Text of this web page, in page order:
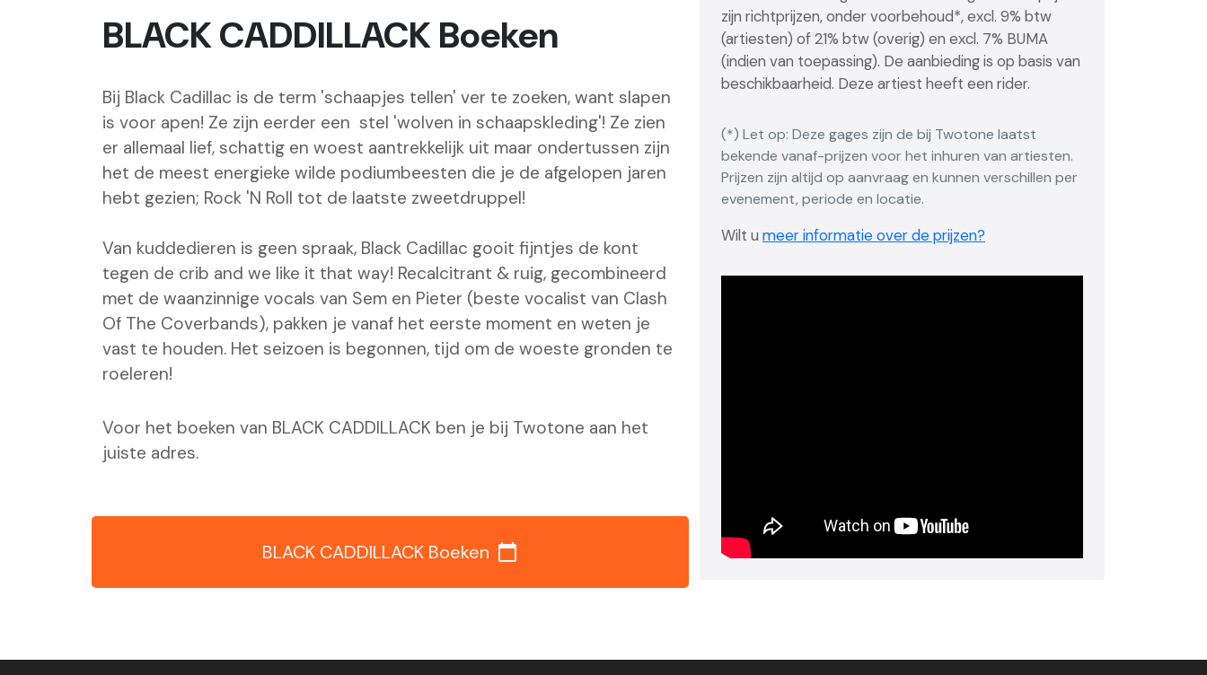
BLACK CADDILLACK Boeken
Bij Black Cadillac is de term 'schaapjes tellen' ver te zoeken, want slapen
is voor apen! Ze zijn eerder een stel 'wolven in schaapskleding'! Ze zien
er allemaal lief, schattig en woest aantrekkelijk uit maar ondertussen zijn
het de meest energieke wilde podiumbeesten die je de afgelopen jaren
hebt gezien; Rock 'N Roll tot de laatste zweetdruppel!
Van kuddedieren is geen spraak, Black Cadillac gooit fijntjes de kont
tegen de crib and we like it that way! Recalcitrant & ruig, gecombineerd
met de waanzinnige vocals van Sem en Pieter (beste vocalist van Clash
Of The Coverbands), pakken je vanaf het eerste moment en weten je
vast te houden. Het seizoen is begonnen, tijd om de woeste gronden te
roeleren!
Voor het boeken van BLACK CADDILLACK ben je bij Twotone aan het
juiste adres.
BLACK CADDILLACK Boeken calendar_today
zijn richtprijzen, onder voorbehoud*, excl. 9% btw
(artiesten) of 21% btw (overig) en excl. 7% BUMA
(indien van toepassing). De aanbieding is op basis van
beschikbaarheid. Deze artiest heeft een rider.
(*) Let op: Deze gages zijn de bij Twotone laatst
bekende vanaf-prijzen voor het inhuren van artiesten.
Prijzen zijn altijd op aanvraag en kunnen verschillen per
evenement, periode en locatie.
Wilt u meer informatie over de prijzen?